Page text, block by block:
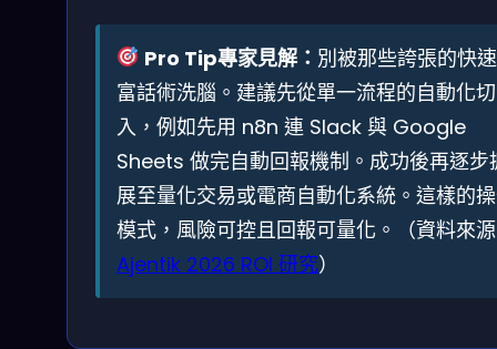
Pro Tip專家見解： 別被那些誇張的快
富話術洗腦。建議先從單一流程的自動化切
入，例如先用 n8n 連 Slack 與 Google
Sheets 做完自動回報機制。成功後再逐步
展至量化交易或電商自動化系統。這樣的
模式，風險可控且回報可量化。（資料來
Ajentik 2026 ROI 研究）